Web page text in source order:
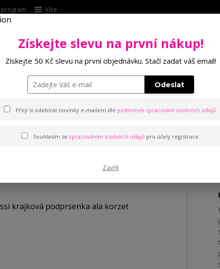
Více
Hledat
Punčochové zboží Podprsenky
krajková podprsenka ala korzet
podprsenka ala korzet
Získejte slevu na první nákup!
Získejte 50 Kč slevu na první objednávku. Stačí zadat váš email!
Odeslat
Přeji si odebírat novinky e-mailem dle podmínek zpracování osobních údajů.
Souhlasím se zpracováním osobních údajů pro účely registrace.
Zavřít